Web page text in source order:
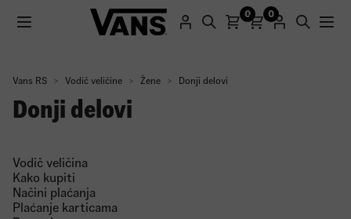
0 0
Vans RS Vodič veličine Žene Donji delovi
Donji delovi
Vodič veličina
Kako kupiti
Načini plaćanja
Plaćanje karticama
Registracijom na naš sajt dobijate promo kod sa 25%
popusta za prvu kupovinu.
Registruj se